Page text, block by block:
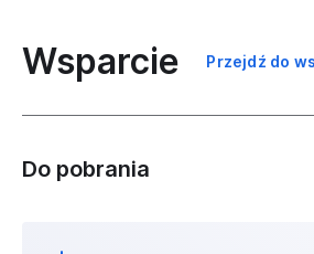
Wsparcie Przejdź do
Do pobrania